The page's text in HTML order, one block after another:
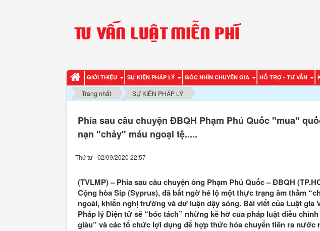
GIỚI THIỆU SỰ KIỆN PHÁP LÝ GÓC NHÌN CHUYÊN GIA HỖ TRỢ - TƯ VẤN
Trang nhất SỰ KIỆN PHÁP LÝ
Phía sau câu chuyện ĐBQH Phạm Phú Quốc "mua"
nạn "chảy" máu ngoại tệ.....
Thứ tư - 02/09/2020 22:57
(TVLMP) – Phía sau câu chuyện ông Phạm Phú Quốc – ĐBQH
Cộng hòa Sip (Syprus), đã bất ngờ hé lộ một thực trạng âm thầm
ngoài, khiến nghị trường và dư luận dậy sóng. Bài viết của Luật gia
Pháp lý Điện tử sẽ “bóc tách” những kẽ hở của pháp luật điều
giàu” và các tổ chức lợi dụng để hợp thức hóa chuyển tiền ra